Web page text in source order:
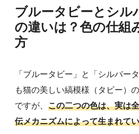
ブルータビーとシル
の違いは？色の仕組
方
「ブルータビー」と「シルバー
も猫の美しい縞模様（タビー）
ですが、 この二つの色は、実は
伝メカニズムによって生まれて